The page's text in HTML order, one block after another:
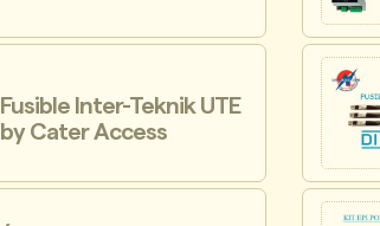
Fusible Inter-Teknik UTE
by Cater Access